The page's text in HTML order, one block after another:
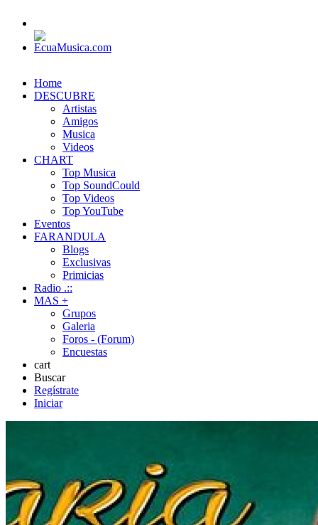
Home
DESCUBRE
Artistas
Amigos
Musica
Videos
CHART
Top Musica
Top SoundCould
Top Videos
Top YouTube
Eventos
FARANDULA
Blogs
Exclusivas
Primicias
Radio .::
MAS +
Grupos
Galeria
Foros - (Forum)
Encuestas
cart
Buscar
Regístrate
Iniciar